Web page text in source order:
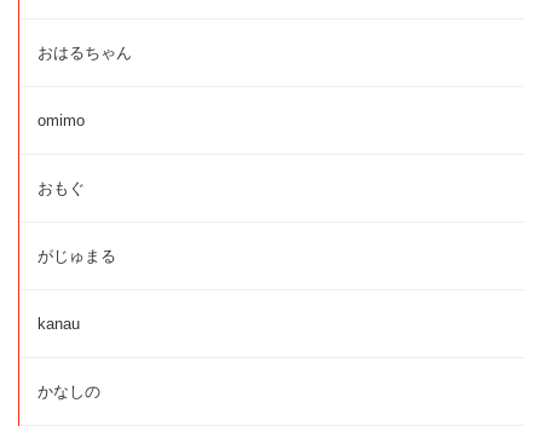
おはるちゃん
omimo
おもぐ
がじゅまる
kanau
かなしの